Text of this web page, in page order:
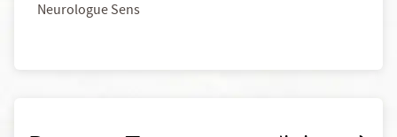
Neurologue Sens